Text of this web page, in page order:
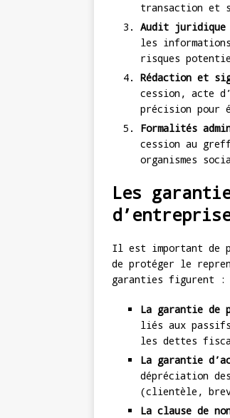
transaction et
Audit juridique
les
risques
Rédaction et
cession, acte
précision
Formalités
cession au
organismes
Les
Il est important de
de protéger le
garanties figurent :
La garantie de
liés aux passifs
les dettes
La garantie
dépréciation
(clientèle,
La clause de